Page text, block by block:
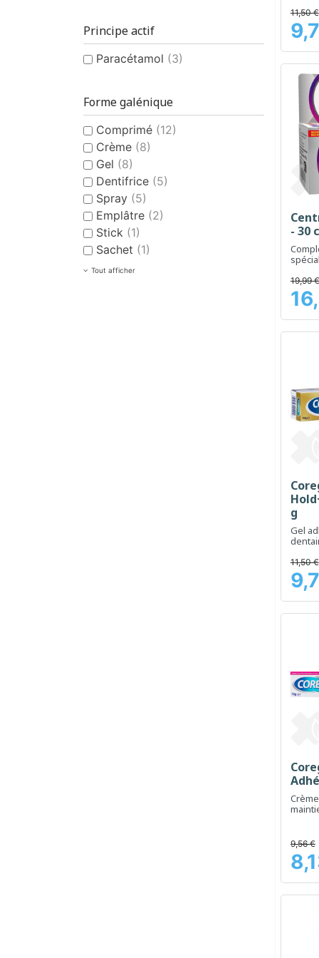
Principe actif
Paracétamol (3)
Forme galénique
Comprimé (12)
Crème (8)
Gel (8)
Dentifrice (5)
Spray (5)
Emplâtre (2)
Stick (1)
Sachet (1)
Tout afficher
Prix
11,50 €
- 30
plus
Prix
19,99 €
g
Gel
Prix
11,50 €
Prix
9,56 €